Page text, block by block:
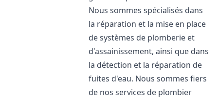
Nous sommes spécialisés dans
la réparation et la mise en place
de systèmes de plomberie et
d'assainissement, ainsi que dans
la détection et la réparation de
fuites d'eau. Nous sommes fiers
de nos services de plombier